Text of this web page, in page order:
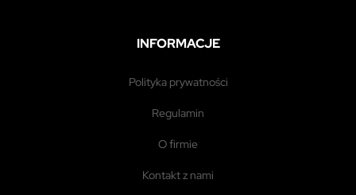
INFORMACJE
polityka prywatności
regulamin
o firmie
kontakt z nami